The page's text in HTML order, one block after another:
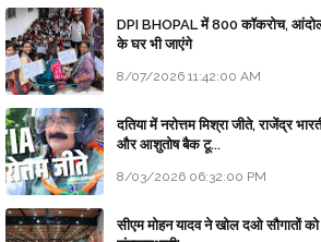
DPI BHOPAL में 800 कॉकरोच,
के घर भी जाएंगे
8/07/2026 11:42:00 AM
दतिया में नरोत्तम मिश्रा जीते, राजेंद्र
और आशुतोष बैक टू...
8/03/2026 06:32:00 PM
सीएम मोहन यादव ने खोल दओ सौगातों को